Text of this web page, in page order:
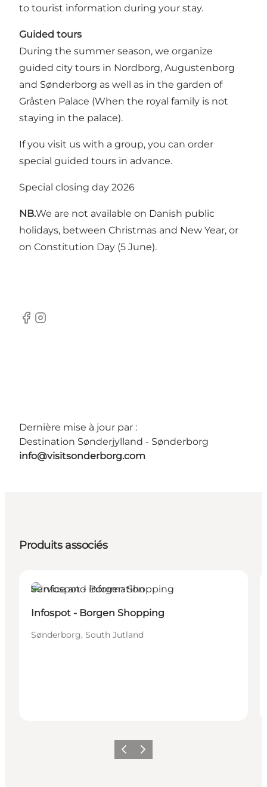
to tourist information during your stay.
Guided tours
During the summer season, we organize
guided city tours in Nordborg, Augustenborg
and Sønderborg as well as in the garden of
Gråsten Palace (When the royal family is not
staying in the palace).
If you visit us with a group, you can order
special guided tours in advance.
Special closing day 2026
NB.We are not available on Danish public
holidays, between Christmas and New Year, or
on Constitution Day (5 June).
facebook
instagram
Dernière mise à jour par :
Destination Sønderjylland - Sønderborg
info@visitsonderborg.com
Produits associés
Service and information
Infospot - Borgen Shopping
Sønderborg, South Jutland
PrécédentSuivant